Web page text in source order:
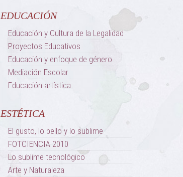
EDUCACIÓN
Educación y Cultura de la Legalidad
Proyectos Educativos
Educación y enfoque de género
Mediación Escolar
Educación artística
ESTÉTICA
El gusto, lo bello y lo sublime
FOTCIENCIA 2010
Lo sublime tecnológico
Arte y Naturaleza